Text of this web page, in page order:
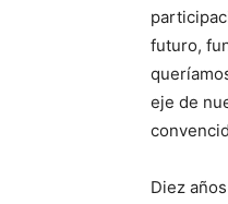
futuro,
eje de
Diez